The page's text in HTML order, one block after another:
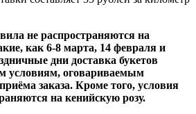
не распространяются на
как 6-8 марта, 14 февраля и
дни доставка букетов
условиям, оговариваемым
заказа. Кроме того, условия
на кенийскую розу.